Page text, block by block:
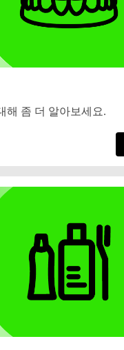
해 좀 더 알아보세요.